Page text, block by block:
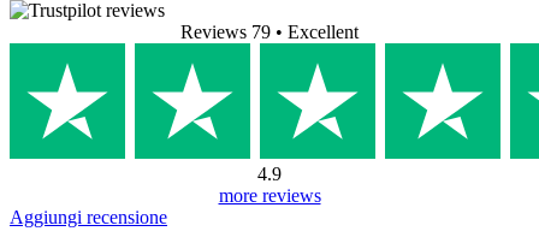
Reviews 79 • Excellent
4.9
more reviews
Aggiungi recensione